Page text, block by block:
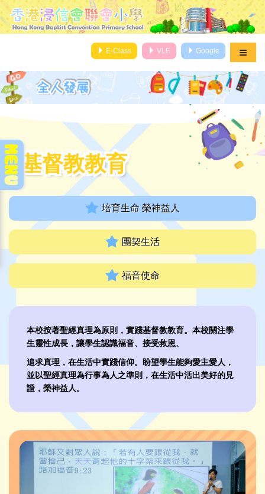
E-Class VLE Google
基督教教育
基督教教育
培育生命 榮神益人
團契生活
福音使命
本校按著聖經真理為原則，實踐基督教教育。本校關注學
生靈性成長，讓學生認識福音、接受救恩、
追求真理，在生活中實踐信仰。盼望學生能夠愛主愛人，
並以聖經真理為行事為人之準則，在生活中活出美好的見
證，榮神益人。